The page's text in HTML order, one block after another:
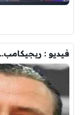
فيديو :